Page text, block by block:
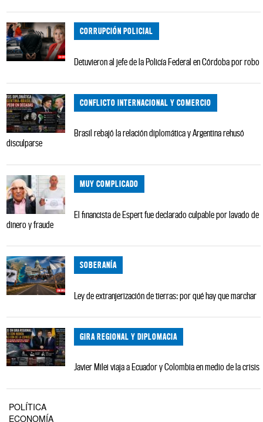
CORRUPCIÓN POLICIAL
Detuvieron al jefe de la Policía Federal en Córdoba por robo
CONFLICTO INTERNACIONAL Y COMERCIO
Brasil rebajó la relación diplomática y Argentina rehusó
disculparse
MUY COMPLICADO
El financista de Espert fue declarado culpable por lavado de
dinero y fraude
SOBERANÍA
Ley de extranjerización de tierras: por qué hay que marchar
GIRA REGIONAL Y DIPLOMACIA
Javier Milei viaja a Ecuador y Colombia en medio de la crisis
POLÍTICA
ECONOMÍA